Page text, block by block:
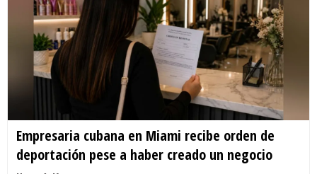
Empresaria cubana en Miami recibe orden de
deportación pese a haber creado un negocio